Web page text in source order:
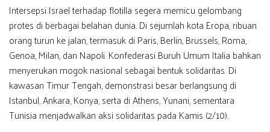
Intersepsi Israel terhadap flotilla segera memicu gelombang
protes di berbagai belahan dunia. Di sejumlah kota Eropa, ribuan
orang turun ke jalan, termasuk di Paris, Berlin, Brussels, Roma,
Genoa, Milan, dan Napoli. Konfederasi Buruh Umum Italia bahkan
menyerukan mogok nasional sebagai bentuk solidaritas. Di
kawasan Timur Tengah, demonstrasi besar berlangsung di
Istanbul, Ankara, Konya, serta di Athens, Yunani, sementara
Tunisia menjadwalkan aksi solidaritas pada Kamis (2/10).